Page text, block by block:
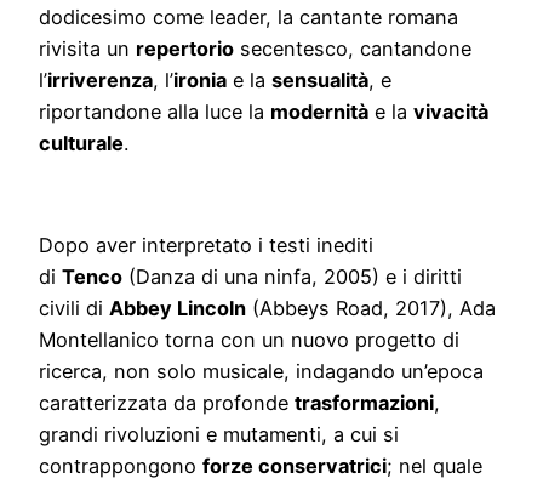
dodicesimo come leader, la cantante romana
rivisita un repertorio secentesco, cantandone
l’irriverenza, l’ironia e la sensualità, e
riportandone alla luce la modernità e la vivacità
culturale.
Dopo aver interpretato i testi inediti
di Tenco (Danza di una ninfa, 2005) e i diritti
civili di Abbey Lincoln (Abbeys Road, 2017), Ada
Montellanico torna con un nuovo progetto di
ricerca, non solo musicale, indagando un’epoca
caratterizzata da profonde trasformazioni,
grandi rivoluzioni e mutamenti, a cui si
contrappongono forze conservatrici; nel quale